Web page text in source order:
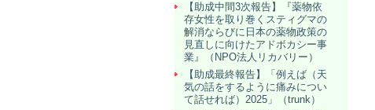
【助成中間3次報告】『薬物依
存女性を取り巻くスティグマの
解消ならびに日本の薬物政策の
見直しに向けたアドボカシー事
業』（NPO法人リカバリー）
【助成最終報告】「例えば（天
気の話をするように痛みについ
て話せれば）2025」（trunk）